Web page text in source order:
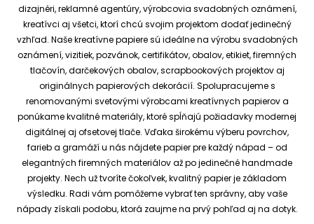
dizajnéri, reklamné agentúry, výrobcovia svadobných oznámení,
kreatívci aj všetci, ktorí chcú svojim projektom dodať jedinečný
vzhľad. Naše kreatívne papiere sú ideálne na výrobu svadobných
oznámení, vizitiek, pozvánok, certifikátov, obalov, etikiet, firemných
tlačovín, darčekových obalov, scrapbookových projektov aj
originálnych papierových dekorácií. Spolupracujeme s
renomovanými svetovými výrobcami kreatívnych papierov a
ponúkame kvalitné materiály, ktoré spĺňajú požiadavky modernej
digitálnej aj ofsetovej tlače. Vďaka širokému výberu povrchov,
farieb a gramáží u nás nájdete papier pre každý nápad – od
elegantných firemných materiálov až po jedinečné handmade
projekty. Nech už tvoríte čokoľvek, kvalitný papier je základom
výsledku. Radi vám pomôžeme vybrať ten správny, aby vaše
nápady získali podobu, ktorá zaujme na prvý pohľad aj na dotyk.